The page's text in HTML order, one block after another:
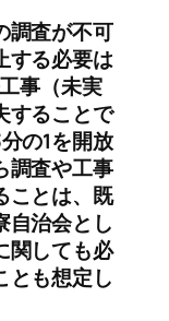
調査が不可
する必要は
事（未実
することで
の1を開放
調査や工事
ことは、既
自治会とし
関しても必
とも想定し